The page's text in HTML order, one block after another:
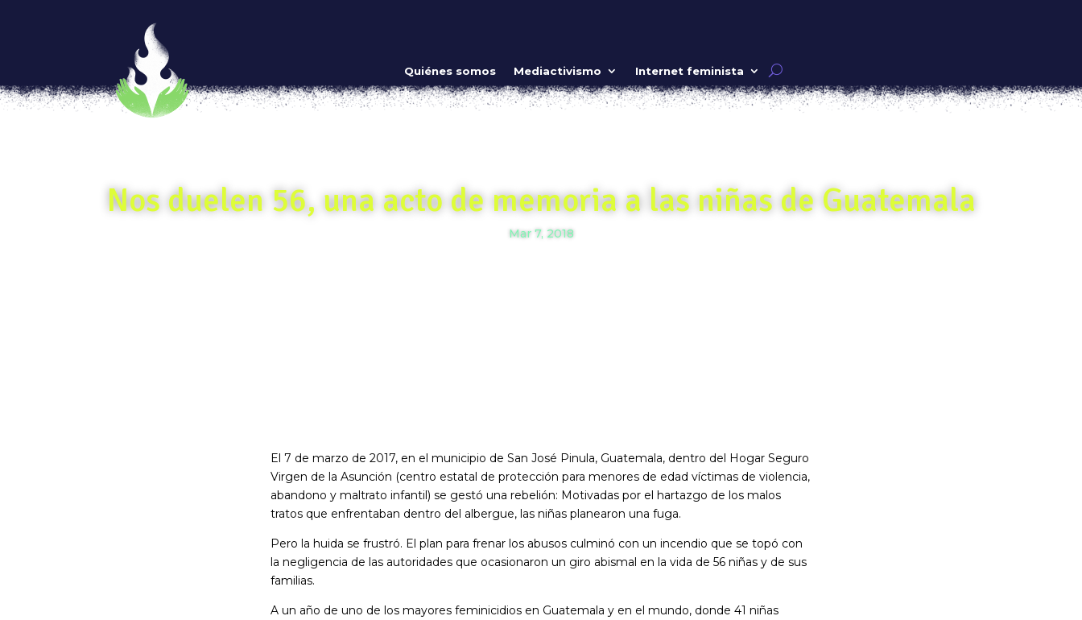
Quiénes somos Mediactivismo Internet feminista
Nos duelen 56, una acto de memoria a las niñas de Guatemala
Mar 7, 2018
El 7 de marzo de 2017, en el municipio de San José Pinula, Guatemala, dentro del Hogar Seguro
Virgen de la Asunción (centro estatal de protección para menores de edad víctimas de violencia,
abandono y maltrato infantil) se gestó una rebelión: Motivadas por el hartazgo de los malos
tratos que enfrentaban dentro del albergue, las niñas planearon una fuga.
Pero la huida se frustró. El plan para frenar los abusos culminó con un incendio que se topó con
la negligencia de las autoridades que ocasionaron un giro abismal en la vida de 56 niñas y de sus
familias.
A un año de uno de los mayores feminicidios en Guatemala y en el mundo, donde 41 niñas